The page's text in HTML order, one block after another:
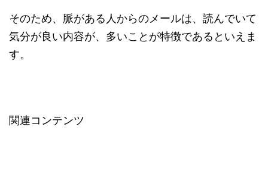
そのため、脈がある人からのメールは、読んでいて
気分が良い内容が、多いことが特徴であるといえま
す。
関連コンテンツ